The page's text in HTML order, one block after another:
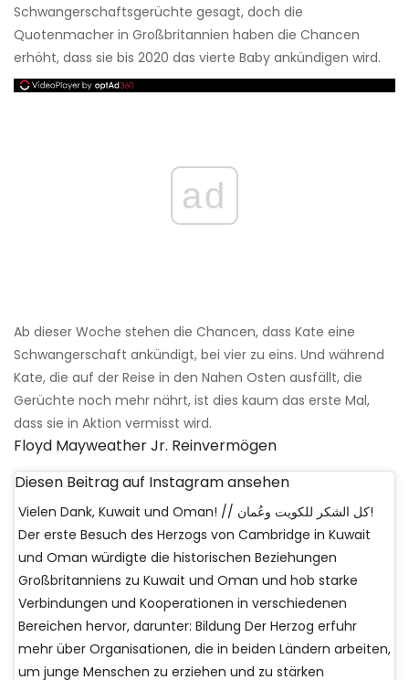
Schwangerschaftsgerüchte gesagt, doch die
Quotenmacher in Großbritannien haben die Chancen
erhöht, dass sie bis 2020 das vierte Baby ankündigen wird.
ad
Ab dieser Woche stehen die Chancen, dass Kate eine
Schwangerschaft ankündigt, bei vier zu eins. Und während
Kate, die auf der Reise in den Nahen Osten ausfällt, die
Gerüchte noch mehr nährt, ist dies kaum das erste Mal,
dass sie in Aktion vermisst wird.
Floyd Mayweather Jr. Reinvermögen
Diesen Beitrag auf Instagram ansehen
Vielen Dank, Kuwait und Oman! // كل الشكر للكويت وعُمان!
Der erste Besuch des Herzogs von Cambridge in Kuwait
und Oman würdigte die historischen Beziehungen
Großbritanniens zu Kuwait und Oman und hob starke
Verbindungen und Kooperationen in verschiedenen
Bereichen hervor, darunter: Bildung Der Herzog erfuhr
mehr über Organisationen, die in beiden Ländern arbeiten,
um junge Menschen zu erziehen und zu stärken